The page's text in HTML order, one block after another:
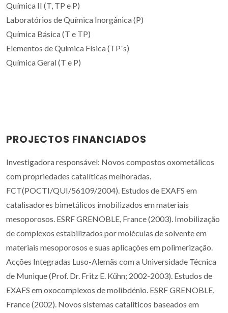
Química II (T, TP e P)
Laboratórios de Química Inorgânica (P)
Química Básica (T e TP)
Elementos de Química Física (TP´s)
Química Geral (T e P)
PROJECTOS FINANCIADOS
Investigadora responsável: Novos compostos oxometálicos
com propriedades catalíticas melhoradas.
FCT(POCTI/QUI/56109/2004). Estudos de EXAFS em
catalisadores bimetálicos imobilizados em materiais
mesoporosos. ESRF GRENOBLE, France (2003). Imobilização
de complexos estabilizados por moléculas de solvente em
materiais mesoporosos e suas aplicações em polimerização.
Acções Integradas Luso-Alemãs com a Universidade Técnica
de Munique (Prof. Dr. Fritz E. Kühn; 2002-2003). Estudos de
EXAFS em oxocomplexos de molibdénio. ESRF GRENOBLE,
France (2002). Novos sistemas catalíticos baseados em